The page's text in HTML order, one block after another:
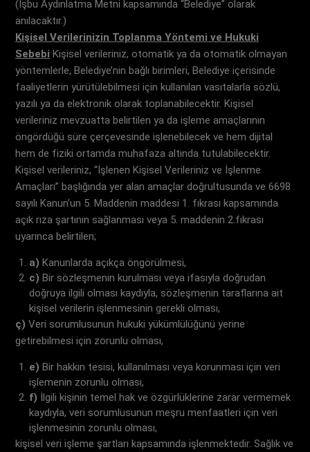
(İşbu Aydınlatma Metni kapsamında “Belediye” olarak
anılacaktır.)
Kişisel Verilerinizin Toplanma Yöntemi ve Hukuki
Sebebi Kişisel verileriniz, otomatik ya da otomatik olmayan
yöntemlerle, Belediye’nin bağlı birimleri, Belediye içerisinde
faaliyetlerin yürütülebilmesi için kullanılan vasıtalarla sözlü,
yazılı ya da elektronik olarak toplanabilecektir. Kişisel
verileriniz mevzuatta belirtilen ya da işleme amaçlarının
öngördüğü süre çerçevesinde işlenebilecek ve hem dijital
hem de fiziki ortamda muhafaza altında tutulabilecektir.
Kişisel verileriniz, “İşlenen Kişisel Verileriniz ve İşlenme
Amaçları” başlığında yer alan amaçlar doğrultusunda ve 6698
sayılı Kanun’un 5. Maddenin maddesi 1. fıkrası kapsamında
açık rıza şartının sağlanması veya 5. maddenin 2.fıkrası
uyarınca belirtilen;
a) Kanunlarda açıkça öngörülmesi,
c) Bir sözleşmenin kurulması veya ifasıyla doğrudan
doğruya ilgili olması kaydıyla, sözleşmenin taraflarına ait
kişisel verilerin işlenmesinin gerekli olması,
ç) Veri sorumlusunun hukuki yükümlülüğünü yerine
getirebilmesi için zorunlu olması,
e) Bir hakkın tesisi, kullanılması veya korunması için veri
işlemenin zorunlu olması,
f) İlgili kişinin temel hak ve özgürlüklerine zarar vermemek
kaydıyla, veri sorumlusunun meşru menfaatleri için veri
işlenmesinin zorunlu olması,
kişisel veri işleme şartları kapsamında işlenmektedir. Sağlık ve